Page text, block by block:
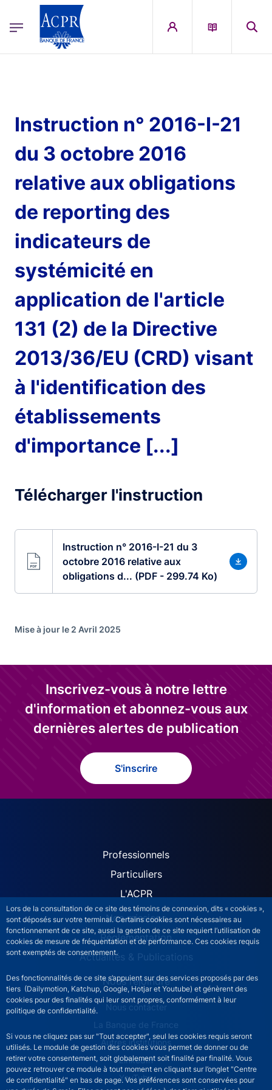
Lors de la consultation de ce site des témoins de connexion, dits « cookies »,
sont déposés sur votre terminal. Certains cookies sont nécessaires au
fonctionnement de ce site, aussi la gestion de ce site requiert l’utilisation de
cookies de mesure de fréquentation et de performance. Ces cookies requis
sont exemptés de consentement.
Des fonctionnalités de ce site s’appuient sur des services proposés par des
tiers (Dailymotion, Katchup, Google, Hotjar et Youtube) et génèrent des
cookies pour des finalités qui leur sont propres, conformément à leur
politique de confidentialité.
Si vous ne cliquez pas sur "Tout accepter", seul les cookies requis seront
utilisés. Le module de gestion des cookies vous permet de donner ou de
retirer votre consentement, soit globalement soit finalité par finalité. Vous
pouvez retrouver ce module à tout moment en cliquant sur l’onglet "Centre
de confidentialité" en bas de page. Vos préférences sont conservées pour
ACPR Menu Principal (French)
Instruction n° 2016-I-21
du 3 octobre 2016
relative aux obligations
de reporting des
indicateurs de
systémicité en
application de l'article
131 (2) de la Directive
2013/36/EU (CRD) visant
à l'identification des
établissements
d'importance [...]
Télécharger l'instruction
Instruction n° 2016-I-21 du 3
octobre 2016 relative aux
obligations d... (PDF - 299.74 Ko)
Mise à jour le 2 Avril 2025
Inscrivez-vous à notre lettre
d'information et abonnez-vous aux
dernières alertes de publication
S'inscrire
ACPR site navigation
Professionnels
Particuliers
L'ACPR
Nos missions
Réglementation
Actualités & Publications
Nous rejoindre
ACPR footer secondary menu (French)
Nous contacter
La Banque de France
Autres institutions
LinkedIn
YouTube